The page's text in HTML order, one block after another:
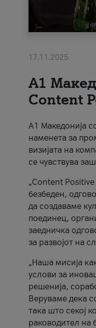
17.11.2025
А1
Content
А1 Македонија
наменета за
визијата на
се чувствува
„Content
безбеден,
да создаваме
поединец,
заедничка
за развојот на
„Наша мисија
услови за
решенија,
Веруваме дека
така што секој
раководител на